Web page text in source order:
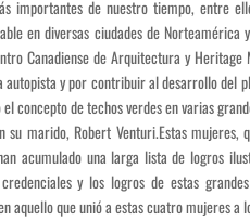
importantes de nuestro tiempo, entre
en diversas ciudades de
Canadiense de Arquitectura y
y por contribuir al desarrollo del
concepto de techos verdes en varias
marido, Robert Venturi.Estas
acumulado una larga lista de logros
y los logros de estas
aquello que unió a estas cuatro mujeres